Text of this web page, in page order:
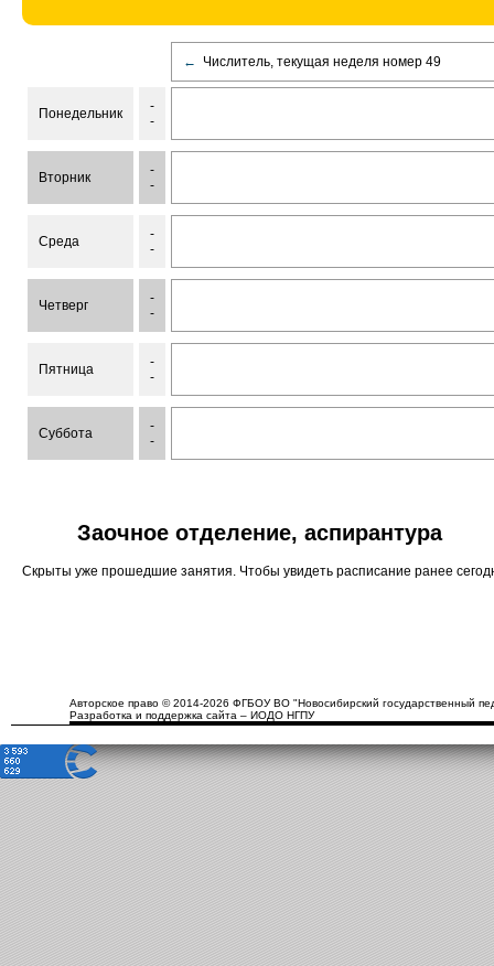
← Числитель, текущая неделя номер 49
Понедельник
-
-
Вторник
-
-
Среда
-
-
Четверг
-
-
Пятница
-
-
Суббота
-
-
Заочное отделение, аспирантура
Скрыты уже прошедшие занятия. Чтобы увидеть расписание ранее
Авторское право © 2014-2026 ФГБОУ ВО "Новосибирский государственный
Разработка и поддержка сайта – ИОДО НГПУ